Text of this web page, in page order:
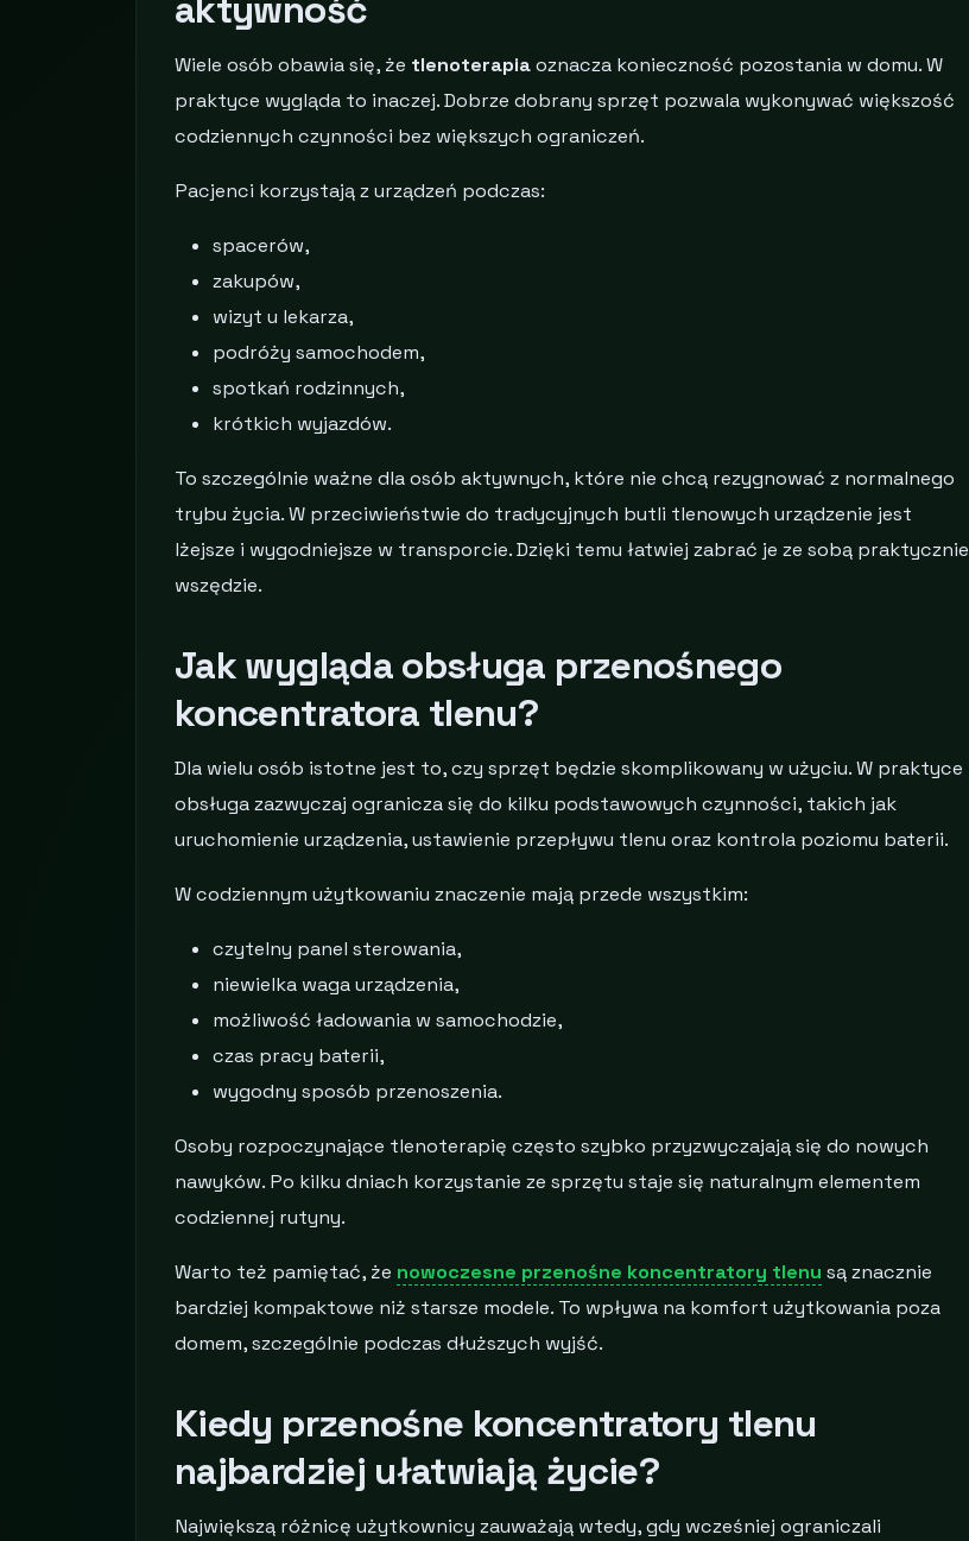
aktywność
Wiele osób obawia się, że tlenoterapiaoznacza konieczność pozostania w domu. W
praktyce wygląda to inaczej. Dobrze dobrany sprzęt pozwala wykonywać większość
codziennych czynności bez większych ograniczeń.
Pacjenci korzystają z urządzeń podczas:
spacerów,
zakupów,
wizyt u lekarza,
podróży samochodem,
spotkań rodzinnych,
krótkich wyjazdów.
To szczególnie ważne dla osób aktywnych, które nie chcą rezygnować z normalnego
trybu życia. W przeciwieństwie do tradycyjnych butli tlenowych urządzenie jest
lżejsze i wygodniejsze w transporcie. Dzięki temu łatwiej zabrać je ze sobą praktycznie
wszędzie.
Jak wygląda obsługa przenośnego
koncentratora tlenu?
Dla wielu osób istotne jest to, czy sprzęt będzie skomplikowany w użyciu. W praktyce
obsługa zazwyczaj ogranicza się do kilku podstawowych czynności, takich jak
uruchomienie urządzenia, ustawienie przepływu tlenu oraz kontrola poziomu baterii.
W codziennym użytkowaniu znaczenie mają przede wszystkim:
czytelny panel sterowania,
niewielka waga urządzenia,
możliwość ładowania w samochodzie,
czas pracy baterii,
wygodny sposób przenoszenia.
Osoby rozpoczynające tlenoterapię często szybko przyzwyczajają się do nowych
nawyków. Po kilku dniach korzystanie ze sprzętu staje się naturalnym elementem
codziennej rutyny.
Warto też pamiętać, że nowoczesne przenośne koncentratory tlenu są znacznie
bardziej kompaktowe niż starsze modele. To wpływa na komfort użytkowania poza
domem, szczególnie podczas dłuższych wyjść.
Kiedy przenośne koncentratory tlenu
najbardziej ułatwiają życie?
Największą różnicę użytkownicy zauważają wtedy, gdy wcześniej ograniczali